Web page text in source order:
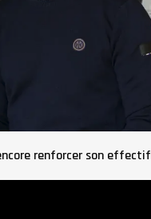
renforcer son effectif